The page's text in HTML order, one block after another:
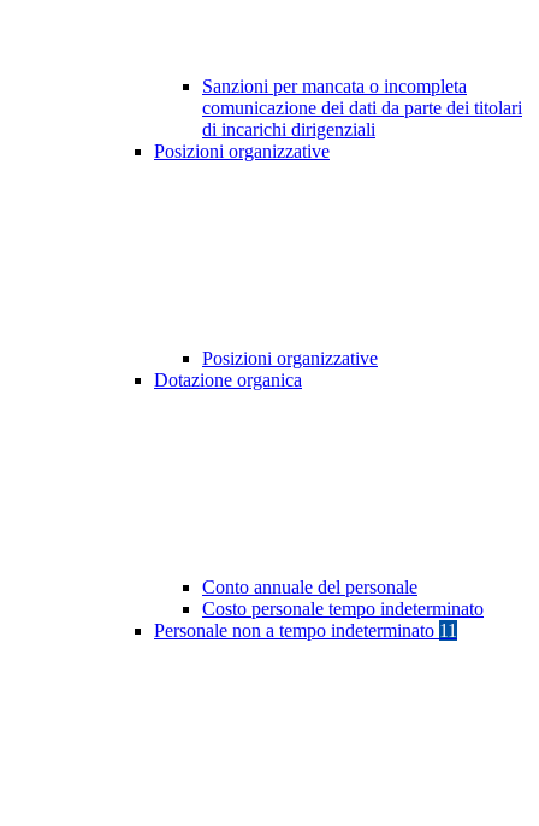
Sanzioni per mancata o incompleta
comunicazione dei dati da parte dei titolari
di incarichi dirigenziali
Posizioni organizzative
Posizioni organizzative
Dotazione organica
Conto annuale del personale
Costo personale tempo indeterminato
Personale non a tempo indeterminato 11